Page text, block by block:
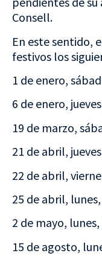
Consell.
En este sentido,
festivos los
1 de enero,
6 de enero,
19 de marzo,
21 de abril,
22 de abril,
25 de abril,
2 de mayo,
15 de agosto,